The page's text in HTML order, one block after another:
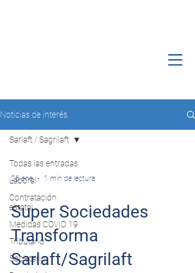
Noticias de interés
Todas las entradas
Laboral
Contratación
estatal
Medidas COVID 19
Tributario
Societario
Sarlaft / Sagrilaft
26 ene 1 min de lectura
Super Sociedades
Transforma
Sarlaft/Sagrilaft